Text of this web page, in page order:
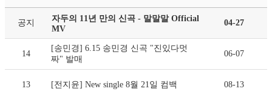
공지
자두의 11년 만의 신곡 - 말말말 Official
MV
04-27
14
[송민경] 6.15 송민경 신곡 "진있다멋
짜" 발매
06-07
13 [전지윤] New single 8월 21일 컴백 08-13